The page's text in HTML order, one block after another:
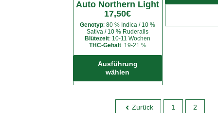
Auto Northern Light
17,50€
Genotyp: 80 % Indica / 10 %
Sativa / 10 % Ruderalis
Blütezeit: 10-11 Wochen
THC-Gehalt: 19-21 %
Ausführung
wählen
mehrere
auf.
Zurück 1 2